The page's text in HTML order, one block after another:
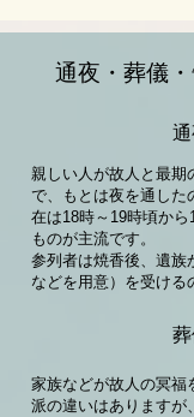
通夜・葬儀
親しい人が故人と最期
で、もとは夜を通した
在は18時～19時頃か
ものが主流です。
参列者は焼香後、遺族
などを用意）を受ける
家族などが故人の冥福
派の違いはありますが